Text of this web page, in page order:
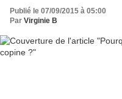
Publié le 07/09/2015 à 05:00
Par Virginie B